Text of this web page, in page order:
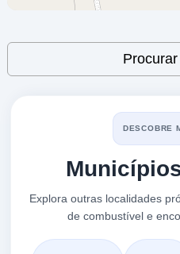
a 13.93 Km
REPSOL- FRONTEIRA
Lot. Municipal Sr. Dos Martires,
FRONTEIRA,
a 14.56 Km
DESCOBRE
Explora outras localidades
de combustível e